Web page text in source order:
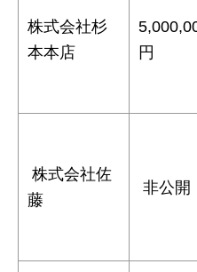
株式会社杉
本本店
円
株式会社佐
藤
非公開